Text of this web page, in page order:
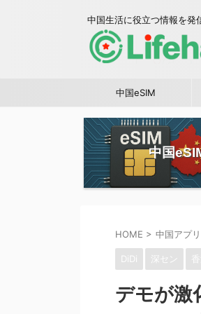
中国生活に役立つ情報を発
中国eSIM
中国
HOME > 中国アプリ
DiDi 深セン
デモが激